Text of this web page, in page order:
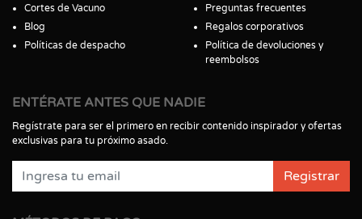
Cortes de Vacuno
Blog
Políticas de despacho
Preguntas frecuentes
Regalos corporativos
Política de devoluciones y
reembolsos
ENTÉRATE ANTES QUE NADIE
Regístrate para ser el primero en recibir contenido inspirador y ofertas
exclusivas para tu próximo asado.
Registrar